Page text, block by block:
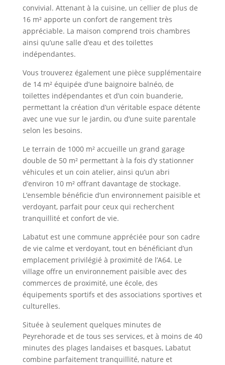
convivial. Attenant à la cuisine, un cellier de plus de
16 m² apporte un confort de rangement très
appréciable. La maison comprend trois chambres
ainsi qu’une salle d’eau et des toilettes
indépendantes.
Vous trouverez également une pièce supplémentaire
de 14 m² équipée d’une baignoire balnéo, de
toilettes indépendantes et d’un coin buanderie,
permettant la création d’un véritable espace détente
avec une vue sur le jardin, ou d’une suite parentale
selon les besoins.
Le terrain de 1000 m² accueille un grand garage
double de 50 m² permettant à la fois d’y stationner
véhicules et un coin atelier, ainsi qu’un abri
d’environ 10 m² offrant davantage de stockage.
L’ensemble bénéficie d’un environnement paisible et
verdoyant, parfait pour ceux qui recherchent
tranquillité et confort de vie.
Labatut est une commune appréciée pour son cadre
de vie calme et verdoyant, tout en bénéficiant d’un
emplacement privilégié à proximité de l’A64. Le
village offre un environnement paisible avec des
commerces de proximité, une école, des
équipements sportifs et des associations sportives et
culturelles.
Située à seulement quelques minutes de
Peyrehorade et de tous ses services, et à moins de 40
minutes des plages landaises et basques, Labatut
combine parfaitement tranquillité, nature et